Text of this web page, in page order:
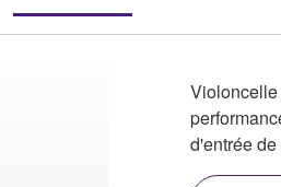
d'entrée